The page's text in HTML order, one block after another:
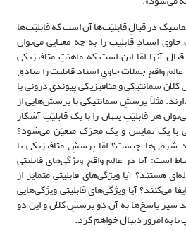
در قبالِ قابلیّت‌ها آن است که قابلیّت‌ها
اسنادِ قابلیت را به چه معنایی می‌توان
آنها امّا این است که ماهیّتِ متافیزیکیِ
واقع جملاتِ حاویِ اسنادِ قابلیت را صادق
سمانتیکی و متافیزیکی پیوندی درونی با
مثلاً پرسشِ سمانتیکی با پرسش‌هایی از
هر قابلیّتِ پنهان را با یک قابلیّتِ آشکار
با یک نمایش و یک محرّک متعیّن می‌شود؟
شرطی‌ها چیست؟ امّا پرسشِ متافیزیکی با
است: آیا در عالمِ واقع ویژگی‌های قابلیتی
هستند؟ آیا ویژگی‌های قابلیتی متمایز از
می‌کنند؟ آیا ویژگی‌های قابلیتی ویژگی‌هایی
پاسخ‌ها به آن دو پرسشِ کلان و این دو
به امروز دنبال خواهم کرد.